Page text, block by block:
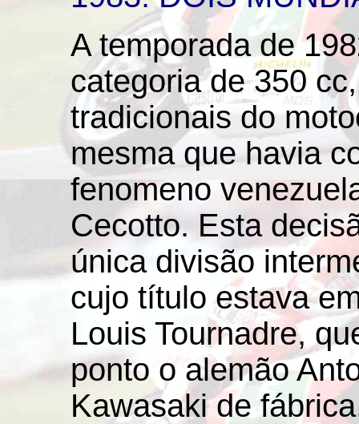
A temporada de
categoria de 350
tradicionais do
mesma que havia
fenomeno
Cecotto. Esta
única divisão
cujo título estava
Louis Tournadre,
ponto o alemão
Kawasaki de